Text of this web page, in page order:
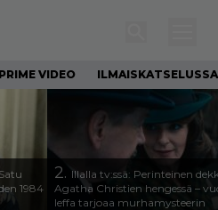
PRIME VIDEO ILMAISKATSELUSSA
1984
2. Illalla tv:ssä: Perinteinen
Agatha Christien hengessä –
leffa tarjoaa murhamysteerin